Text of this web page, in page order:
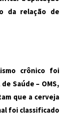
da relação de
crônico foi
Saúde – OMS,
que a cerveja
foi classificado